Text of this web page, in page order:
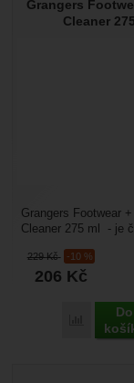
Grangers
Cleaner
229Kč -10 %
206 Kč
Porovnat
Do
Grangers Footwear
Cleaner 275 ml - je
nečistoty a zápach...